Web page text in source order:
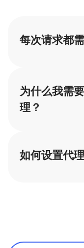
每次请求都
为什么我需
理？
如何设置代